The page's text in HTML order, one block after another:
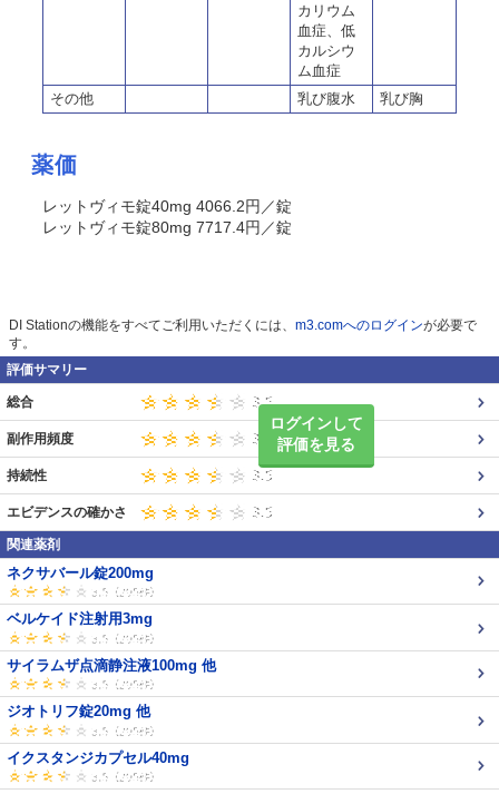
カリウム
血症、低
カルシウ
ム血症
その他
乳び腹水 乳び胸
薬価
レットヴィモ錠40mg 4066.2円／錠
レットヴィモ錠80mg 7717.4円／錠
DI Stationの機能をすべてご利用いただくには、 m3.comへのログインが必要で
す。
評価サマリー
ログインして
評価を見る
総合
副作用頻度
持続性
エビデンスの確かさ
関連薬剤
ネクサバール錠200mg
ベルケイド注射用3mg
サイラムザ点滴静注液100mg 他
ジオトリフ錠20mg 他
イクスタンジカプセル40mg